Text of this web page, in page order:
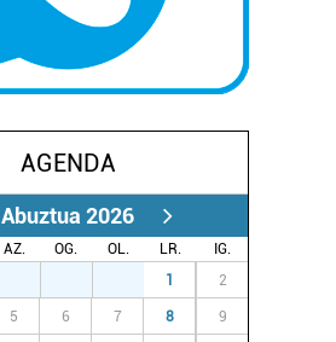
AGENDA
Abuztua 2026
AZ. OG. OL. LR.
IG.
1 2
5 6 7 8 9